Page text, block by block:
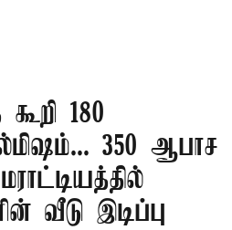
180
350 ஆபாச
வீடு இடிப்பு